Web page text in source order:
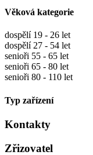
Věková kategorie
dospělí 19 - 26 let
dospělí 27 - 54 let
senioři 55 - 65 let
senioři 65 - 80 let
senioři 80 - 110 let
Typ zařízení
Kontakty
Zřizovatel